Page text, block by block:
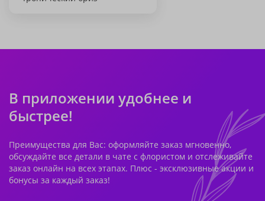
В приложении удобнее и
быстрее!
Преимущества для Вас: оформляйте заказ мгновенно,
обсуждайте все детали в чате с флористом и отслеживайте
заказ онлайн на всех этапах. Плюс - эксклюзивные акции и
бонусы за каждый заказ!